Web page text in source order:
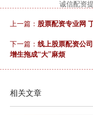
诚信配资
上一篇： 股票配资专业网
下一篇： 线上股票配资公
增生拖成“大”麻烦
相关文章